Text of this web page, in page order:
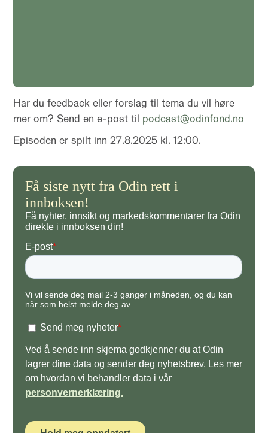
Har du feedback eller forslag til tema du vil høre
mer om? Send en e-post til podcast@odinfond.no
Episoden er spilt inn 27.8.2025 kl. 12:00.